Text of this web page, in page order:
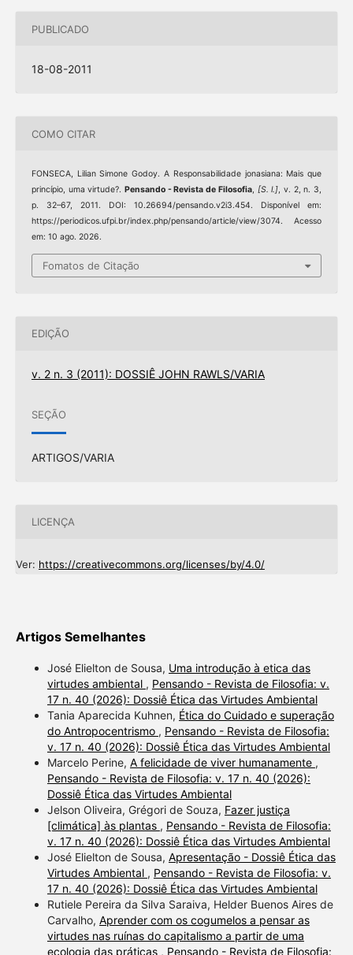
PUBLICADO
18-08-2011
COMO CITAR
FONSECA, Lilian Simone Godoy. A Responsabilidade jonasiana: Mais que
princípio, uma virtude?.Pensando - Revista de Filosofia, [S. l.], v. 2, n. 3,
p. 32–67, 2011. DOI: 10.26694/pensando.v2i3.454. Disponível em:
https://periodicos.ufpi.br/index.php/pensando/article/view/3074. Acesso
em: 10 ago. 2026.
Fomatos de Citação
EDIÇÃO
v. 2 n. 3 (2011): DOSSIÊ JOHN RAWLS/VARIA
SEÇÃO
ARTIGOS/VARIA
LICENÇA
Ver: https://creativecommons.org/licenses/by/4.0/
Artigos Semelhantes
José Elielton de Sousa, Uma introdução à etica das
virtudes ambiental , Pensando - Revista de Filosofia: v.
17 n. 40 (2026): Dossiê Ética das Virtudes Ambiental
Tania Aparecida Kuhnen, Ética do Cuidado e superação
do Antropocentrismo , Pensando - Revista de Filosofia:
v. 17 n. 40 (2026): Dossiê Ética das Virtudes Ambiental
Marcelo Perine, A felicidade de viver humanamente ,
Pensando - Revista de Filosofia: v. 17 n. 40 (2026):
Dossiê Ética das Virtudes Ambiental
Jelson Oliveira, Grégori de Souza, Fazer justiça
[climática] às plantas , Pensando - Revista de Filosofia:
v. 17 n. 40 (2026): Dossiê Ética das Virtudes Ambiental
José Elielton de Sousa, Apresentação - Dossiê Ética das
Virtudes Ambiental , Pensando - Revista de Filosofia: v.
17 n. 40 (2026): Dossiê Ética das Virtudes Ambiental
Rutiele Pereira da Silva Saraiva, Helder Buenos Aires de
Carvalho, Aprender com os cogumelos a pensar as
virtudes nas ruínas do capitalismo a partir de uma
ecologia das práticas , Pensando - Revista de Filosofia: